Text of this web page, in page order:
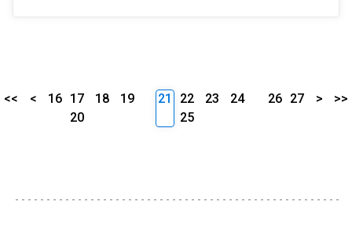
<< < 16 17 18
19
20
21 22 23
24
25
26 27 > >>